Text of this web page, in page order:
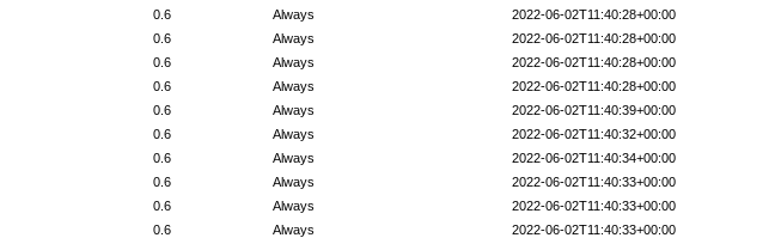
2022-06-02T11:40:28+00:00
Always
0.6
2022-06-02T11:40:28+00:00
Always
0.6
2022-06-02T11:40:28+00:00
Always
0.6
2022-06-02T11:40:28+00:00
Always
0.6
2022-06-02T11:40:39+00:00
Always
0.6
2022-06-02T11:40:32+00:00
Always
0.6
2022-06-02T11:40:34+00:00
Always
0.6
2022-06-02T11:40:33+00:00
Always
0.6
2022-06-02T11:40:33+00:00
Always
0.6
2022-06-02T11:40:33+00:00
Always
0.6